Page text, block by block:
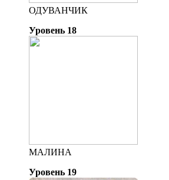
ОДУВАНЧИК
Уровень 18
МАЛИНА
Уровень 19